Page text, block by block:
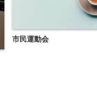
市民運動会